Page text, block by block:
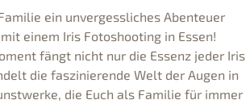
ein unvergessliches Abenteuer
einem Iris Fotoshooting in Essen!
fängt nicht nur die Essenz jeder Iris
die faszinierende Welt der Augen in
die Euch als Familie für immer